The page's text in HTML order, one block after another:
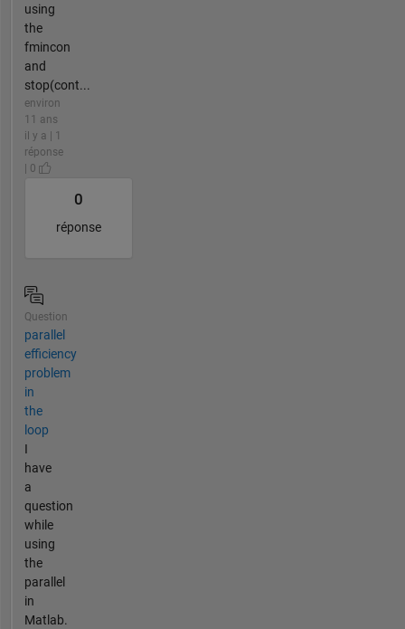
using
the
fmincon
and
stop(cont...
environ
11 ans
il y a | 1
réponse
| 0
0
réponse
Question
parallel
efficiency
problem
in
the
loop
I
have
a
question
while
using
the
parallel
in
Matlab.